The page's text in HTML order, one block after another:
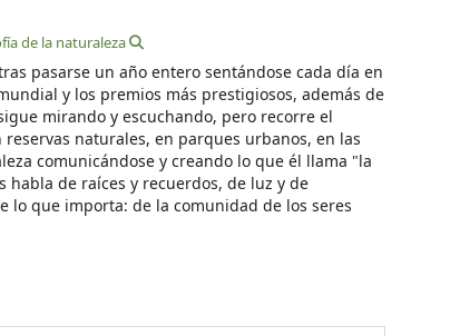
de la naturaleza
pasarse un año entero sentándose cada día en
y los premios más prestigiosos, además de
mirando y escuchando, pero recorre el
naturales, en parques urbanos, en las
comunicándose y creando lo que él llama "la
habla de raíces y recuerdos, de luz y de
lo que importa: de la comunidad de los seres